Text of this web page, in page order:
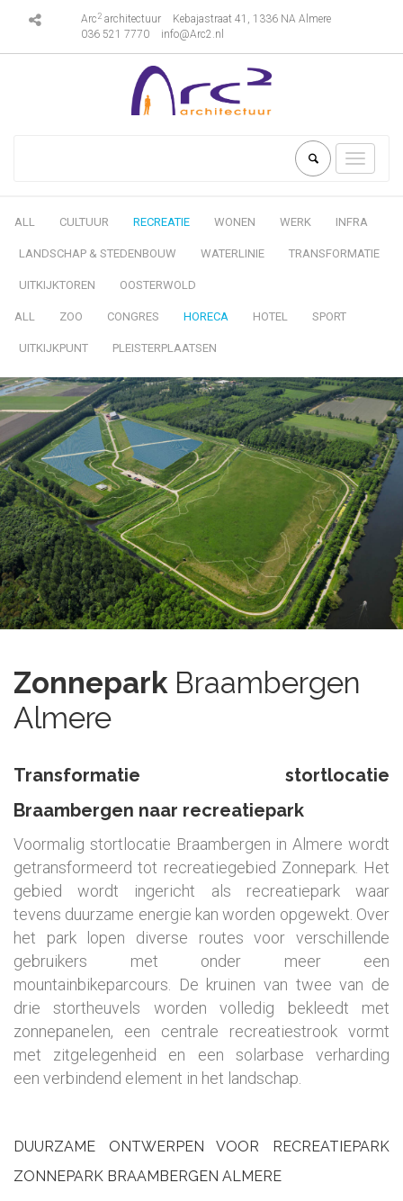
Arc 2architectuur
Kebajastraat 41, 1336 NA Almere
036 521 7770
info@Arc2.nl
Toggle
ALL CULTUUR RECREATIE WONEN WERK INFRA
LANDSCHAP & STEDENBOUW WATERLINIE TRANSFORMATIE
UITKIJKTOREN OOSTERWOLD
ALL ZOO CONGRES HORECA HOTEL SPORT
UITKIJKPUNT PLEISTERPLAATSEN
Zonnepark Braambergen
Almere
Transformatie stortlocatie
Braambergen naar recreatiepark
Voormalig stortlocatie Braambergen in Almere wordt
getransformeerd tot recreatiegebied Zonnepark. Het
gebied wordt ingericht als recreatiepark waar
tevens duurzame energie kan worden opgewekt. Over
het park lopen diverse routes voor verschillende
gebruikers met onder meer een
mountainbikeparcours. De kruinen van twee van de
drie stortheuvels worden volledig bekleedt met
zonnepanelen, een centrale recreatiestrook vormt
met zitgelegenheid en een solarbase verharding
een verbindend element in het landschap.
DUURZAME ONTWERPEN VOOR RECREATIEPARK
ZONNEPARK BRAAMBERGEN ALMERE